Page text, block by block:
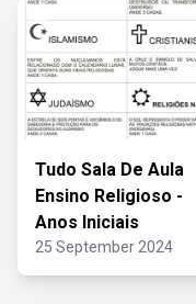
Tudo Sala De Aula
Ensino Religioso -
Anos Iniciais
25 September 2024